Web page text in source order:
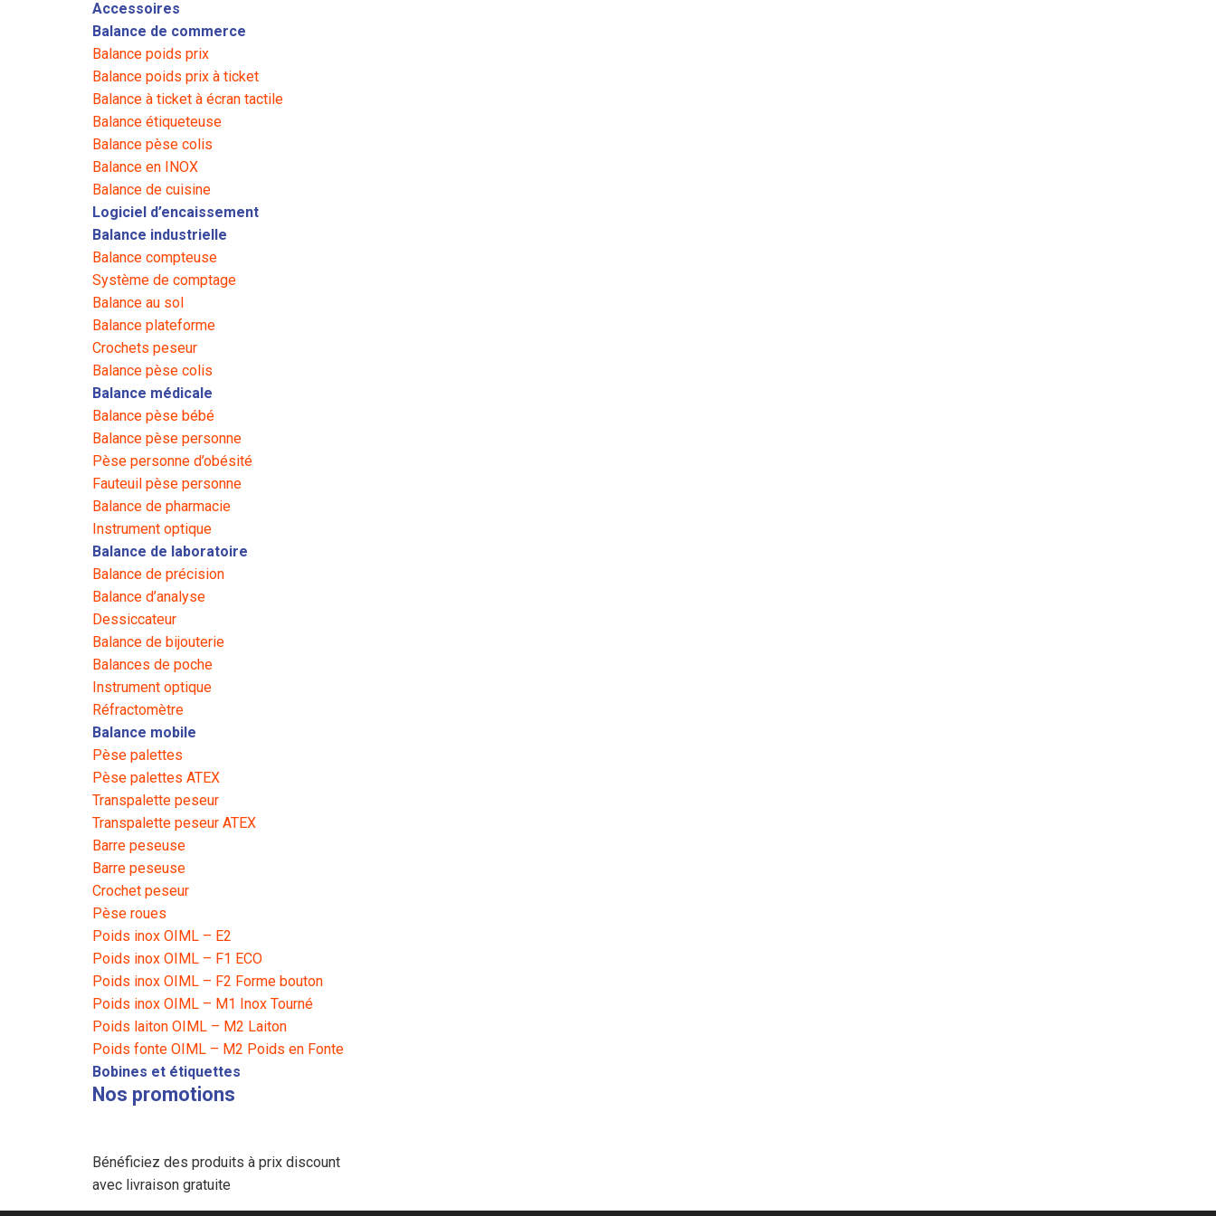
Accessoires
Balance de commerce
Balance poids prix
Balance poids prix à ticket
Balance à ticket à écran tactile
Balance étiqueteuse
Balance pèse colis
Balance en INOX
Balance de cuisine
Logiciel d’encaissement
Balance industrielle
Balance compteuse
Système de comptage
Balance au sol
Balance plateforme
Crochets peseur
Balance pèse colis
Balance médicale
Balance pèse bébé
Balance pèse personne
Pèse personne d’obésité
Fauteuil pèse personne
Balance de pharmacie
Instrument optique
Balance de laboratoire
Balance de précision
Balance d’analyse
Dessiccateur
Balance de bijouterie
Balances de poche
Instrument optique
Réfractomètre
Balance mobile
Pèse palettes
Pèse palettes ATEX
Transpalette peseur
Transpalette peseur ATEX
Barre peseuse
Barre peseuse
Crochet peseur
Pèse roues
Poids inox OIML – E2
Poids inox OIML – F1 ECO
Poids inox OIML – F2 Forme bouton
Poids inox OIML – M1 Inox Tourné
Poids laiton OIML – M2 Laiton
Poids fonte OIML – M2 Poids en Fonte
Bobines et étiquettes
Nos promotions
Bénéficiez des produits à prix discount
avec livraison gratuite